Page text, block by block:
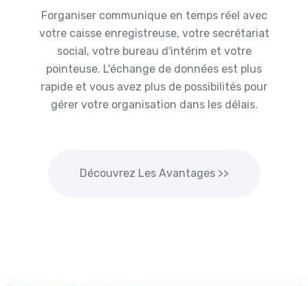
Forganiser communique en temps réel avec
votre caisse enregistreuse, votre secrétariat
social, votre bureau d'intérim et votre
pointeuse. L'échange de données est plus
rapide et vous avez plus de possibilités pour
gérer votre organisation dans les délais.
Découvrez Les Avantages >>